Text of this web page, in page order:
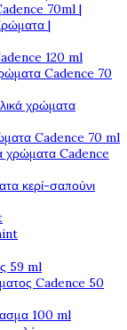
70ml |
|
120 ml
Cadence 70
χρώματα
Cadence 70 ml
χρώματα Cadence
κερί-σαπούνι
59 ml
Cadence 50
100 ml